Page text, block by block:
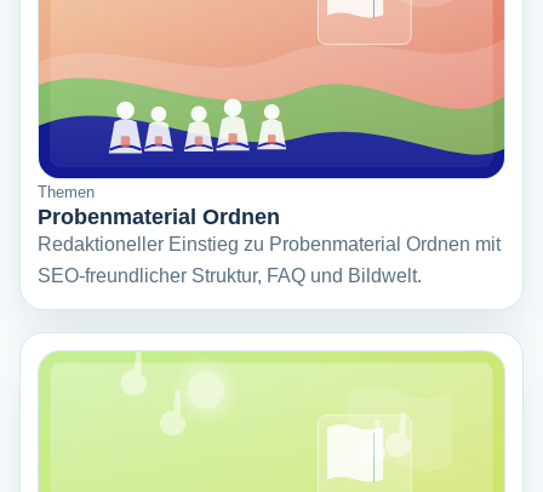
Themen
Probenmaterial Ordnen
Redaktioneller Einstieg zu Probenmaterial Ordnen mit
SEO-freundlicher Struktur, FAQ und Bildwelt.